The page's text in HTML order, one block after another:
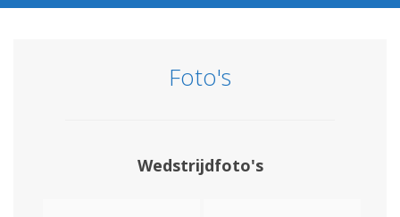
Foto's
Wedstrijdfoto's